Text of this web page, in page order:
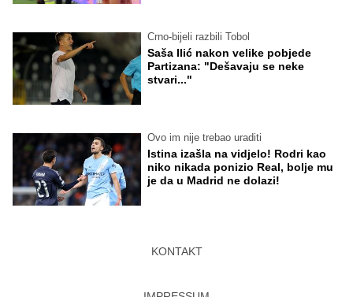
Crno-bijeli razbili Tobol
Saša Ilić nakon velike pobjede
Partizana: "Dešavaju se neke
stvari..."
Ovo im nije trebao uraditi
Istina izašla na vidjelo! Rodri kao
niko nikada ponizio Real, bolje mu
je da u Madrid ne dolazi!
KONTAKT